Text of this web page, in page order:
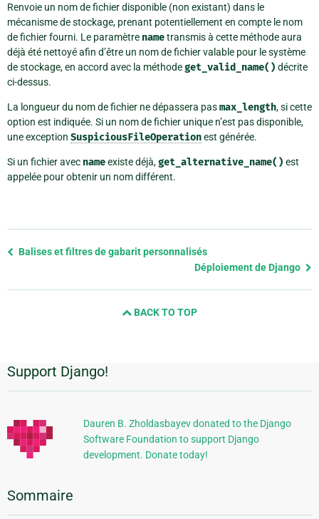
Renvoie un nom de fichier disponible (non existant) dans le
mécanisme de stockage, prenant potentiellement en compte le nom
de fichier fourni. Le paramètre nametransmis à cette méthode aura
déjà été nettoyé afin d’être un nom de fichier valable pour le système
de stockage, en accord avec la méthodeget_valid_name() décrite
ci-dessus.
La longueur du nom de fichier ne dépassera pasmax_length, si cette
option est indiquée. Si un nom de fichier unique n’est pas disponible,
une exception SuspiciousFileOperationest générée.
Si un fichier avec nameexiste déjà,get_alternative_name() est
appelée pour obtenir un nom différent.
Previous
Balises et filtres de gabarit personnalisés
Déploiement de Django
BACK TO TOP
Informations
supplémentaires
Support Django!
Dauren B. Zholdasbayev donated to the Django
Software Foundation to support Django
development. Donate today!
Sommaire